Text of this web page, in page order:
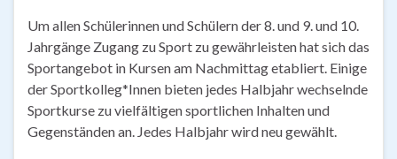
Um allen Schülerinnen und Schülern der 8. und 9. und 10.
Jahrgänge Zugang zu Sport zu gewährleisten hat sich das
Sportangebot in Kursen am Nachmittag etabliert. Einige
der Sportkolleg*Innen bieten jedes Halbjahr wechselnde
Sportkurse zu vielfältigen sportlichen Inhalten und
Gegenständen an. Jedes Halbjahr wird neu gewählt.